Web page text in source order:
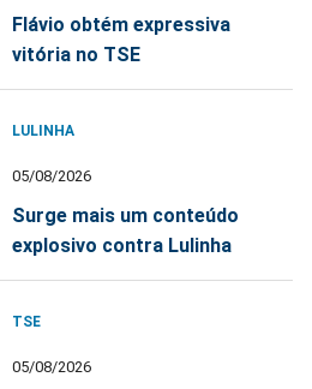
Flávio obtém expressiva
vitória no TSE
LULINHA
05/08/2026
Surge mais um conteúdo
explosivo contra Lulinha
TSE
05/08/2026